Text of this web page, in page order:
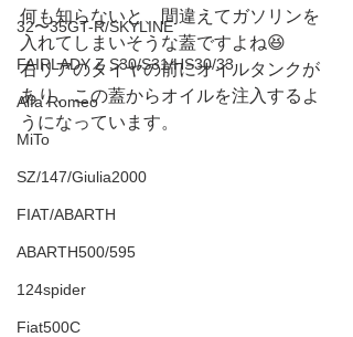
32〜35GT-R/SKYLINE
FAIRLADY Z S30/S31/HS30/33
Alfa Romeo
MiTo
SZ/147/Giulia2000
FIAT/ABARTH
ABARTH500/595
124spider
Fiat500C
何も知らないと、間違えてガソリンを
入れてしまいそうな蓋ですよね😆
右リアのタイヤの前にオイルタンクが
あり、この蓋からオイルを注入するよ
うになっています。